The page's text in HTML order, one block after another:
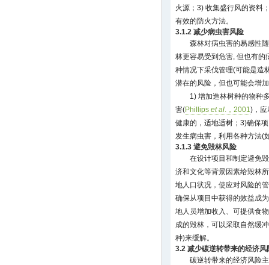
火源；3) 收集盛行风的资料
有效的防火方法。
3.1.2 减少病虫害风险
森林对病虫害的易感性
林更容易受到危害, 但也有的
种情况下采伐管理(可能是造
潜在的风险，但也可能会增
1) 增加造林树种的物种
害(Phillips et al.，2001)，应
健康的，适地适树；3)确保
发生病虫害，利用各种方法(
3.1.3 避免毁林风险
在设计项目和制定避免
济和文化等背景因素给毁林
地人口状况，使应对风险的
确保从项目中获得的效益成
地人员增加收入、可提供食
成的毁林，可以采取自然缓
种)来缓解。
3.2 减少碳逆转带来的经济风
碳逆转带来的经济风险